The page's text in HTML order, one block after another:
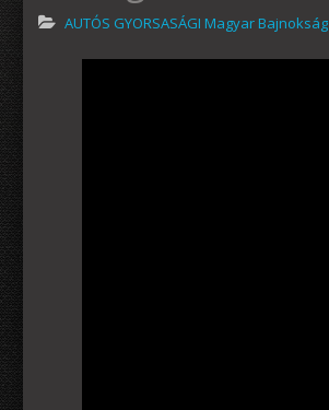
AUTÓS GYORSASÁGI Magyar Bajnokság